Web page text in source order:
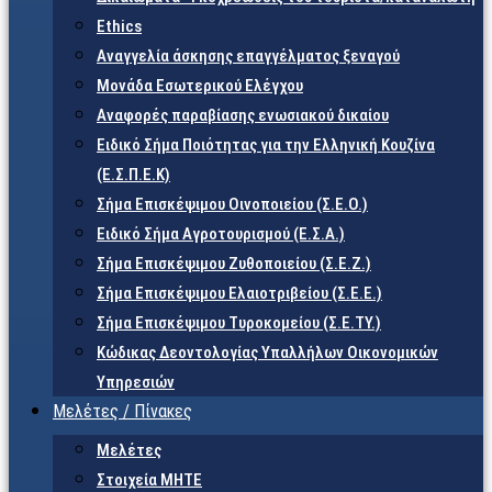
Ethics
Αναγγελία άσκησης επαγγέλματος ξεναγού
Μονάδα Εσωτερικού Ελέγχου
Αναφορές παραβίασης ενωσιακού δικαίου
Ειδικό Σήμα Ποιότητας για την Ελληνική Κουζίνα
(Ε.Σ.Π.Ε.Κ)
Σήμα Επισκέψιμου Οινοποιείου (Σ.Ε.Ο.)
Ειδικό Σήμα Αγροτουρισμού (Ε.Σ.Α.)
Σήμα Επισκέψιμου Ζυθοποιείου (Σ.Ε.Ζ.)
Σήμα Επισκέψιμου Ελαιοτριβείου (Σ.Ε.Ε.)
Σήμα Επισκέψιμου Τυροκομείου (Σ.Ε.TY.)
Κώδικας Δεοντολογίας Υπαλλήλων Οικονομικών
Υπηρεσιών
Μελέτες / Πίνακες
Μελέτες
Στοιχεία ΜΗΤΕ